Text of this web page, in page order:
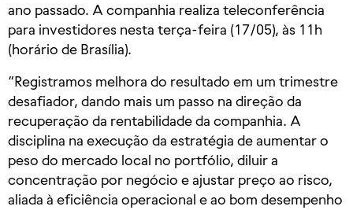
ano passado. A companhia realiza teleconferência
para investidores nesta terça-feira (17/05), às 11h
(horário de Brasília).
“Registramos melhora do resultado em um trimestre
desafiador, dando mais um passo na direção da
recuperação da rentabilidade da companhia. A
disciplina na execução da estratégia de aumentar o
peso do mercado local no portfólio, diluir a
concentração por negócio e ajustar preço ao risco,
aliada à eficiência operacional e ao bom desempenho